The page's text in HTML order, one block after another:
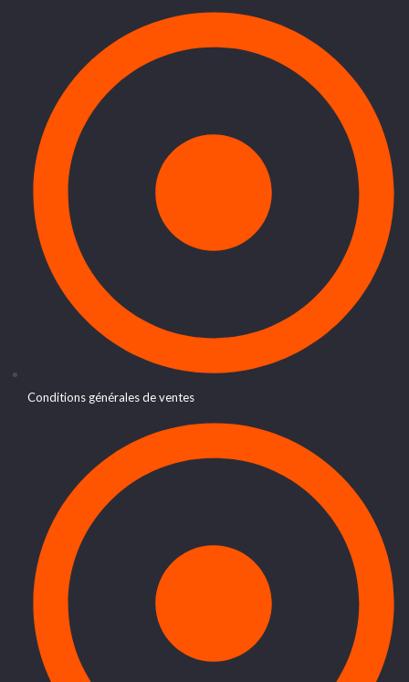
Conditions générales de ventes